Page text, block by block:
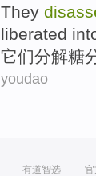
They
liberated
它们分解糖
youdao
有道智选 官